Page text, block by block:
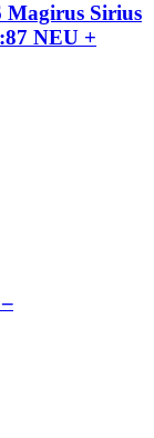
Magirus Sirius
NEU +